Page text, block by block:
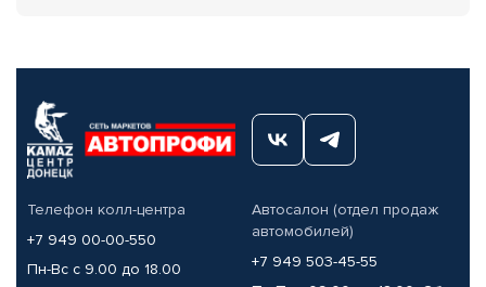
Телефон колл-центра
+7 949 00-00-550
Пн-Вс с 9.00 до 18.00
Автосалон (отдел продаж
автомобилей)
+7 949 503-45-55